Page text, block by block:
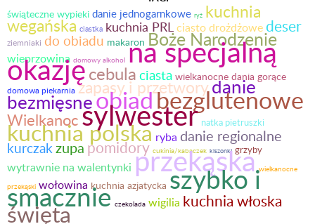
świąteczne wypieki danie jednogarnkowe ryż kuchnia
wegańska ciastka kuchnia PRLciasto drożdżowe deser
ziemniaki do obiadu makaron Boże Narodzenie
wieprzowina domowy alkohol na specjalną
okazjęcebula ciasta wielkanocne dania gorące
domowa piekarnia zapasy i przetworydanie
bezmięsneobiadbezglutenowe
Wielkanocsylwester natka pietruszki
kuchnia polska ryba danie regionalne
kurczakzupa pomidory cukinia/kabaczek kiszonki grzyby
wytrawnie na walentynki przekąska wielkanocne
przekąski wołowina kuchnia azjatycka szybko i
smacznie czekolada wigilia kuchnia włoska
święta